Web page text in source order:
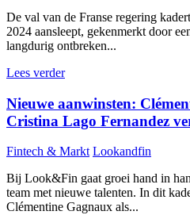
De val van de Franse regering
2024 aansleept, gekenmerkt door
langdurig ontbreken...
Lees verder
Nieuwe aanwinsten:
Cristina Lago Fernandez
Fintech & Markt Lookandfin
Bij Look&Fin gaat groei hand in
team met nieuwe talenten. In dit
Clémentine Gagnaux als...